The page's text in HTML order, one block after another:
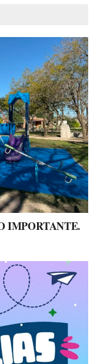
IMPORTANTE.